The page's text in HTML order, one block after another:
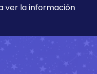
ver la información